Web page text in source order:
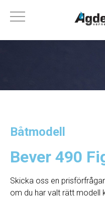
Båtmodell
Bever 490
Skicka oss en
om du har valt rätt modell